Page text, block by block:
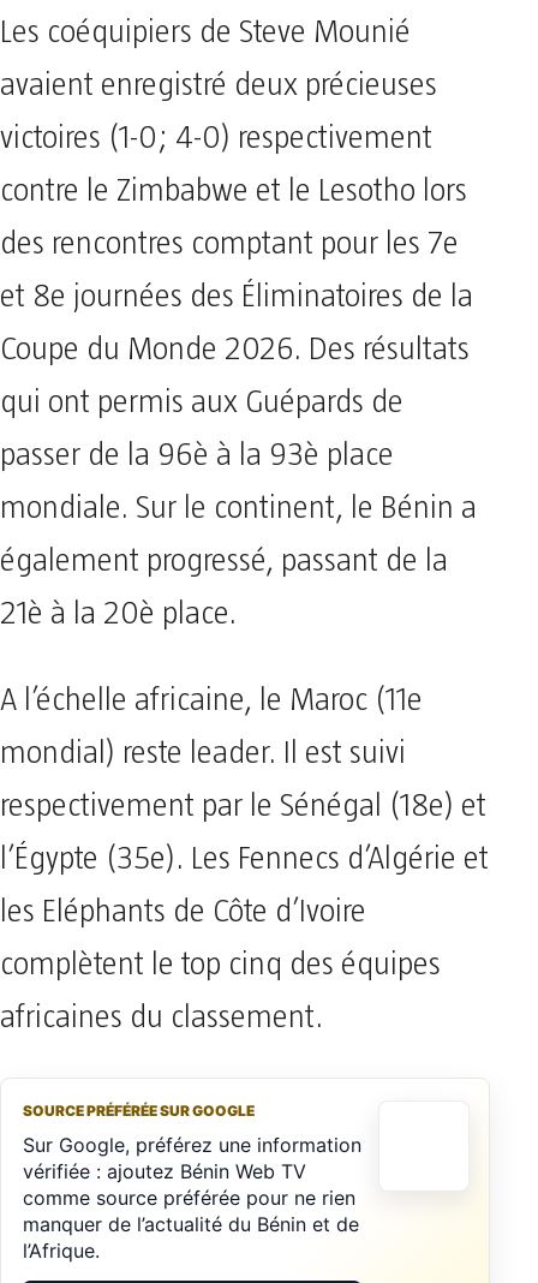
Les coéquipiers de Steve Mounié
avaient enregistré deux précieuses
victoires (1-0; 4-0) respectivement
contre le Zimbabwe et le Lesotho lors
des rencontres comptant pour les 7e
et 8e journées des Éliminatoires de la
Coupe du Monde 2026. Des résultats
qui ont permis aux Guépards de
passer de la 96è à la 93è place
mondiale. Sur le continent, le Bénin a
également progressé, passant de la
21è à la 20è place.
A l’échelle africaine, le Maroc (11e
mondial) reste leader. Il est suivi
respectivement par le Sénégal (18e) et
l’Égypte (35e). Les Fennecs d’Algérie et
les Eléphants de Côte d’Ivoire
complètent le top cinq des équipes
africaines du classement.
SOURCE PRÉFÉRÉE SUR GOOGLE
Sur Google, préférez une information
vérifiée : ajoutez Bénin Web TV
comme source préférée pour ne rien
manquer de l’actualité du Bénin et de
l’Afrique.